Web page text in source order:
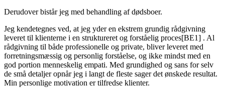
Derudover bistår jeg med behandling af dødsboer.
Jeg kendetegnes ved, at jeg yder en ekstrem grundig rådgivning
leveret til klienterne i en struktureret og forståelig proces[BE1] . Al
rådgivning til både professionelle og private, bliver leveret med
forretningsmæssig og personlig forståelse, og ikke mindst med en
god portion menneskelig empati. Med grundighed og sans for selv
de små detaljer opnår jeg i langt de fleste sager det ønskede resultat.
Min personlige motivation er tilfredse klienter.